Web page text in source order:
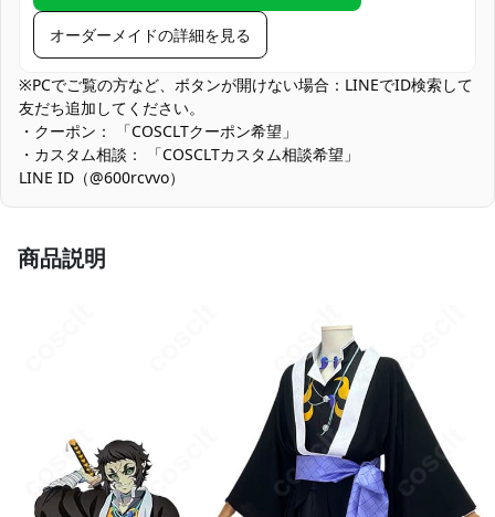
収納方法
他の衣類と同じく、清潔に乾燥を保ち、鋭
い物によっての破れを避けてください。
商品状態
新品未使用
お手入れ方法
手洗いを推奨、日陰で乾燥、アイロンは低
温でかける
宜休憩と水分補給を行ってください。
オーダーメイドの詳細を見る
※PCでご覧の方など、ボタンが開けない場合：LINEでID検索して
友だち追加してください。
・クーポン： 「COSCLTクーポン希望」
・カスタム相談： 「COSCLTカスタム相談希望」
LINE ID（@600rcvvo）
商品説明